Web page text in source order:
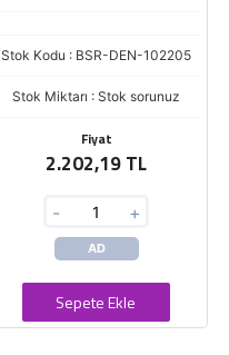
Stok Kodu : BSR-DEN-102205
Stok Miktarı : Stok sorunuz
Fiyat
2.202,19 TL
- +
AD
Sepete Ekle